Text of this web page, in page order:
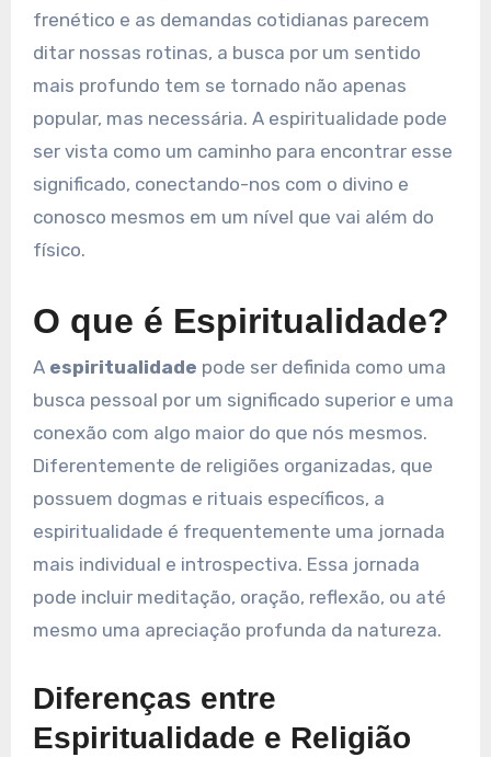
frenético e as demandas cotidianas parecem
ditar nossas rotinas, a busca por um sentido
mais profundo tem se tornado não apenas
popular, mas necessária. A espiritualidade pode
ser vista como um caminho para encontrar esse
significado, conectando-nos com o divino e
conosco mesmos em um nível que vai além do
físico.
O que é Espiritualidade?
A espiritualidade pode ser definida como uma
busca pessoal por um significado superior e uma
conexão com algo maior do que nós mesmos.
Diferentemente de religiões organizadas, que
possuem dogmas e rituais específicos, a
espiritualidade é frequentemente uma jornada
mais individual e introspectiva. Essa jornada
pode incluir meditação, oração, reflexão, ou até
mesmo uma apreciação profunda da natureza.
Diferenças entre
Espiritualidade e Religião